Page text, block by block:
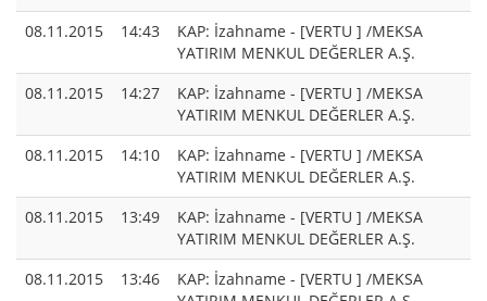
08.11.2015
14:43
KAP: İzahname - [VERTU ] /MEKSA
YATIRIM MENKUL DEĞERLER A.Ş.
08.11.2015
14:27
KAP: İzahname - [VERTU ] /MEKSA
YATIRIM MENKUL DEĞERLER A.Ş.
08.11.2015
14:10
KAP: İzahname - [VERTU ] /MEKSA
YATIRIM MENKUL DEĞERLER A.Ş.
08.11.2015
13:49
KAP: İzahname - [VERTU ] /MEKSA
YATIRIM MENKUL DEĞERLER A.Ş.
08.11.2015
13:46
KAP: İzahname - [VERTU ] /MEKSA